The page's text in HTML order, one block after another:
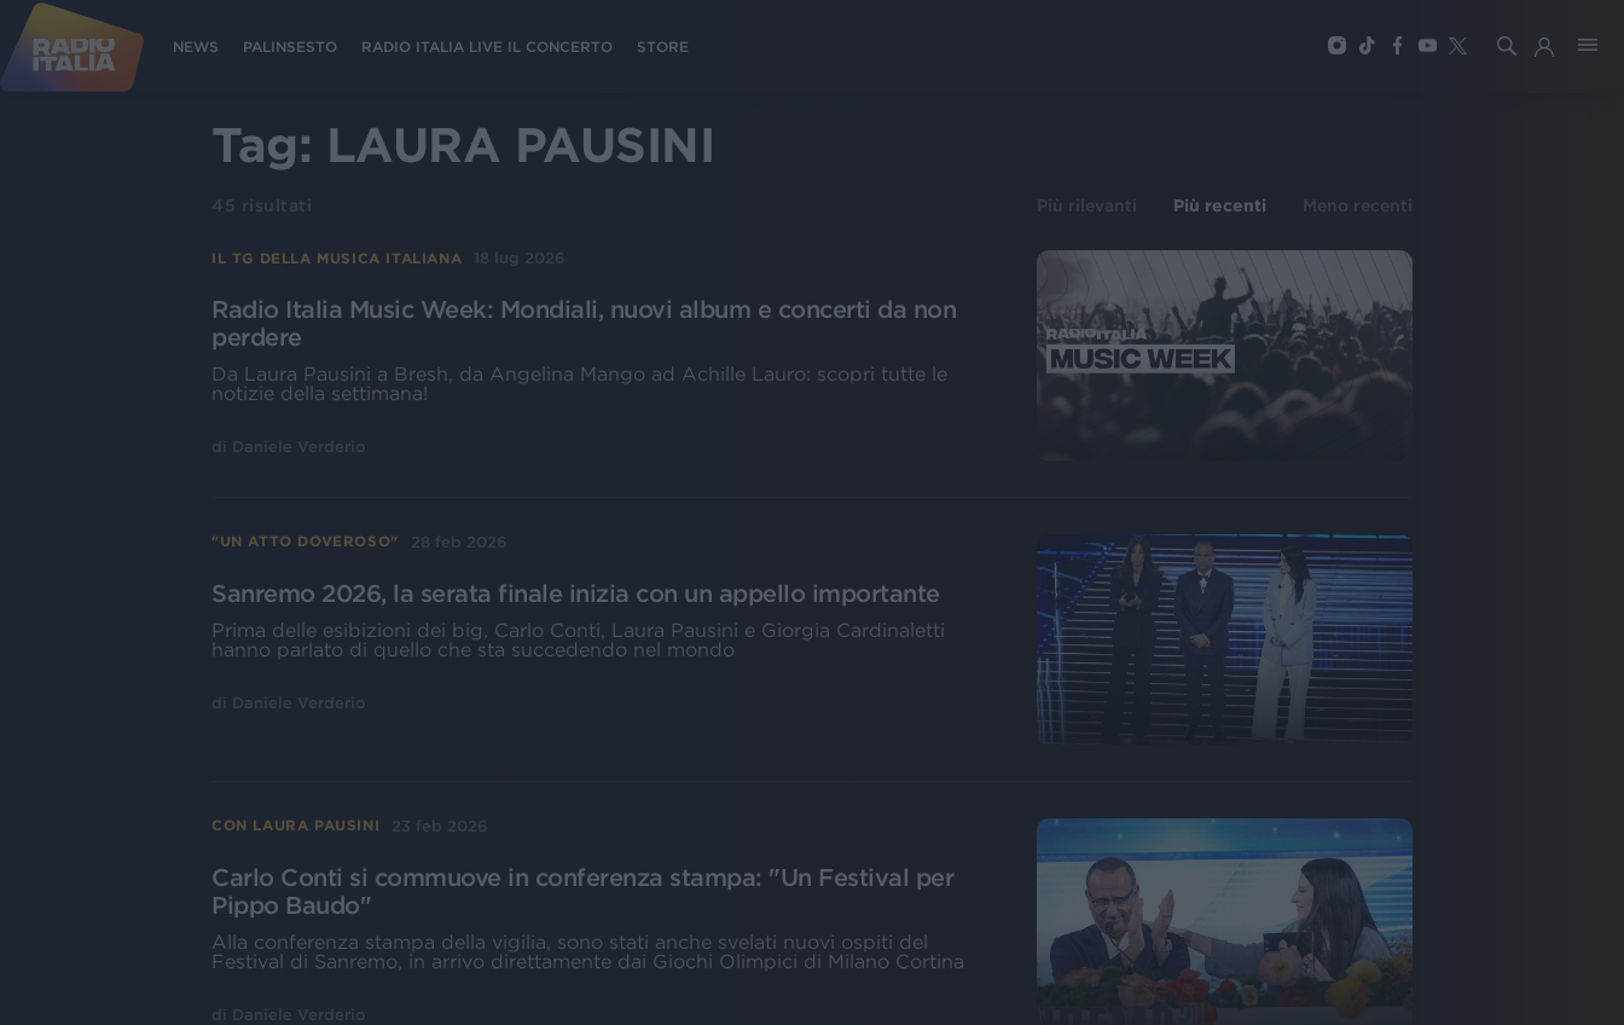
NEWS PALINSESTO RADIO ITALIA LIVE IL CONCERTO STORE
Tag: LAURA PAUSINI
45 risultati Più rilevanti Più recenti Meno recenti
IL TG DELLA MUSICA ITALIANA 18 lug 2026
Radio Italia Music Week: Mondiali, nuovi album e concerti da non
perdere
Da Laura Pausini a Bresh, da Angelina Mango ad Achille Lauro: scopri tutte le
notizie della settimana!
di Daniele Verderio
"UN ATTO DOVEROSO" 28 feb 2026
Sanremo 2026, la serata finale inizia con un appello importante
Prima delle esibizioni dei big, Carlo Conti, Laura Pausini e Giorgia Cardinaletti
hanno parlato di quello che sta succedendo nel mondo
di Daniele Verderio
CON LAURA PAUSINI 23 feb 2026
Carlo Conti si commuove in conferenza stampa: "Un Festival per
Pippo Baudo"
Alla conferenza stampa della vigilia, sono stati anche svelati nuovi ospiti del
Festival di Sanremo, in arrivo direttamente dai Giochi Olimpici di Milano Cortina
di Daniele Verderio